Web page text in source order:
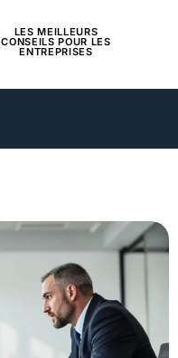
LES MEILLEURS
CONSEILS POUR LES
ENTREPRISES